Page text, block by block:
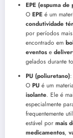
EPE (espuma
O EPE é um
condutividade
por períodos
encontrado em
eventose
gelados durante
PU (poliuretano):
O PU é um
isolante. Ele é
especialmente
frequentemente
estável por mais
medicamentos,